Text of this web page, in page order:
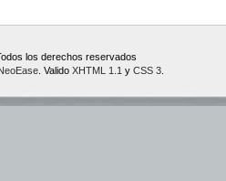
los derechos reservados
. Valido XHTML 1.1 y CSS 3